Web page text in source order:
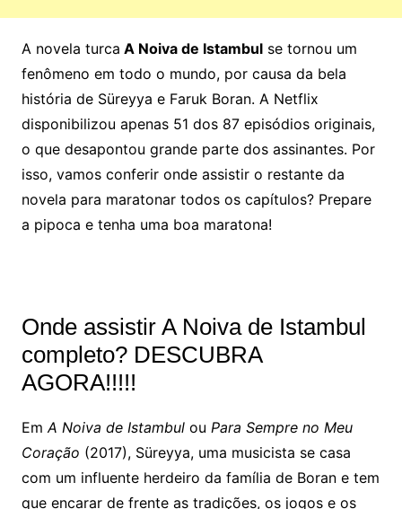
A novela turca A Noiva de Istambulse tornou um
fenômeno em todo o mundo, por causa da bela
história de Süreyya e Faruk Boran. A Netflix
disponibilizou apenas 51 dos 87 episódios originais,
o que desapontou grande parte dos assinantes. Por
isso, vamos conferir onde assistir o restante da
novela para maratonar todos os capítulos? Prepare
a pipoca e tenha uma boa maratona!
Onde assistir A Noiva de Istambul
completo? DESCUBRA
AGORA!!!!!
Em A Noiva de Istambulou Para Sempre no Meu
Coração (2017), Süreyya, uma musicista se casa
com um influente herdeiro da família de Boran e tem
que encarar de frente as tradições, os jogos e os